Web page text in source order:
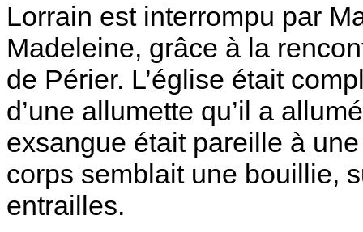
Lorrain est interrompu par
Madeleine, grâce à la
de Périer. L’église était
d’une allumette qu’il a
exsangue était pareille à
corps semblait une bouillie,
entrailles.